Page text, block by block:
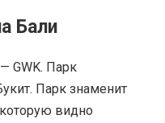
Бали
GWK. Парк
Парк знаменит
видно